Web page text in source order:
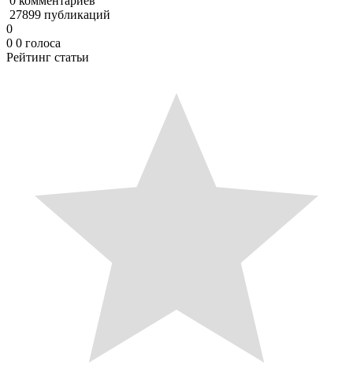
27899 публикаций
0
0 0 голоса
Рейтинг статьи